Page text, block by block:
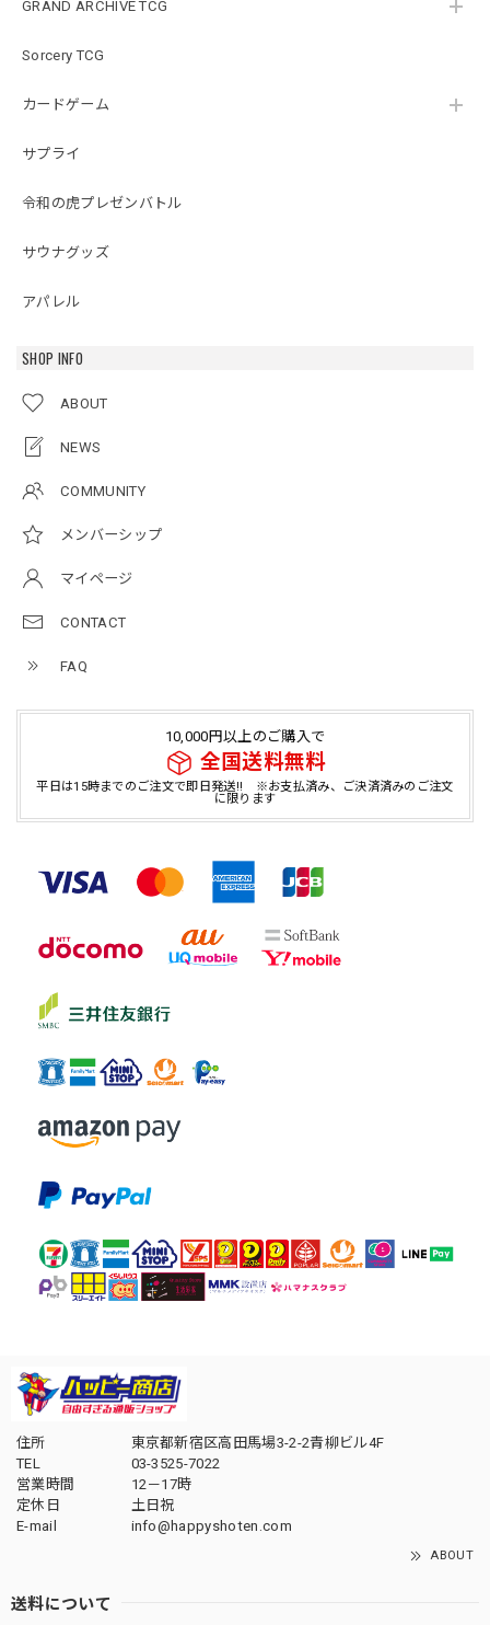
GRAND ARCHIVE TCG
Sorcery TCG
カードゲーム
サプライ
令和の虎プレゼンバトル
サウナグッズ
アパレル
SHOP INFO
ABOUT
NEWS
COMMUNITY
メンバーシップ
マイページ
CONTACT
FAQ
10,000円以上のご購入で
全国送料無料
平日は15時までのご注文で即日発送!! ※お支払済み、ご決済済みのご注文
に限ります
住所
東京都新宿区高田馬場3-2-2青柳ビル4F
TEL
03-3525-7022
営業時間
12－17時
定休日
土日祝
E-mail
info@happyshoten.com
ABOUT
送料について